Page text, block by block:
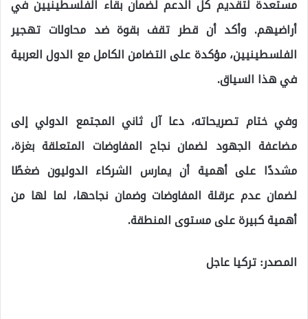
مستعدة لتقديم كل الدعم لضمان بقاء الفلسطينيين في
أراضيهم. وأكد أن قطر تقف بقوة ضد محاولات تهجير
الفلسطينيين، مؤكدة على التضامن الكامل مع الدول العربية
في هذا السياق.
وفي ختام تصريحاته، دعا آل ثاني المجتمع الدولي إلى
مضاعفة الجهود لضمان نجاح المفاوضات المتعلقة بغزة،
مشددًا على أهمية أن يمارس الشركاء الدوليون ضغطًا
لضمان عدم عرقلة المفاوضات وضمان نجاحها، لما لها من
أهمية كبيرة على مستوى المنطقة.
المصدر: تركيا عاجل